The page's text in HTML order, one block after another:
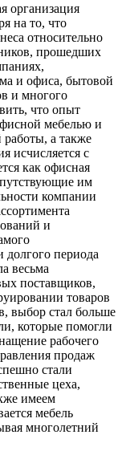
организация
на то, что
относительно
прошедших
и офиса, бытовой
и многого
что опыт
мебелью и
работы, а также
исчисляется с
как офисная
им
компании
и
долгого периода
весьма
поставщиков,
товаров
выбор стал больше
которые помогли
рабочего
продаж
стали
цеха,
имеем
мебель
многолетний